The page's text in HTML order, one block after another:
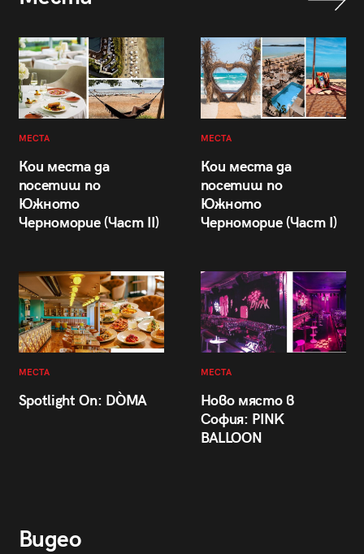
МЕСТА
Кои места да
посетиш по
Южното
Черноморие (Част II)
МЕСТА
Кои места да
посетиш по
Южното
Черноморие (Част I)
МЕСТА
Spotlight On: DÒMA
МЕСТА
Ново място в
София: PINK
BALLOON
Видео